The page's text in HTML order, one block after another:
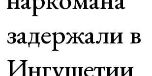
задержали в
Ингушетии